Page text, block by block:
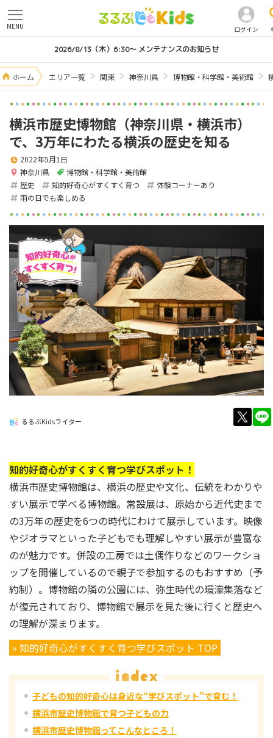
ログイン
MENU
2026/8/13（木）6:30～ メンテナンスのお知らせ
ホーム エリア一覧 関東 神奈川県 博物館・科学館・美術館
横浜市歴史博物館（神奈川県・横浜市）
で、3万年にわたる横浜の歴史を知る
神奈川県 博物館・科学館・美術館
2022年5月1日
歴史 知的好奇心がすくすく育つ
体験コーナーあり
雨の日でも楽しめる
るるぶKidsライター
知的好奇心がすくすく育つ学びスポット！
横浜市歴史博物館は、横浜の歴史や文化、伝統をわかりや
すい展示で学べる博物館。常設展は、原始から近代史まで
の3万年の歴史を6つの時代にわけて展示しています。映像
やジオラマといった子どもでも理解しやすい展示が豊富な
のが魅力です。併設の工房では土偶作りなどのワークショ
ップを開催しているので親子で参加するのもおすすめ（予
約制）。博物館の隣の公園には、弥生時代の環濠集落など
が復元されており、博物館で展示を見た後に行くと歴史へ
の理解が深まります。
» 知的好奇心がすくすく育つ学びスポット TOP
子どもの知的好奇心は身近な“学びスポット”で育む！
横浜市歴史博物館で育つ子どもの力
横浜市歴史博物館ってこんなところ！